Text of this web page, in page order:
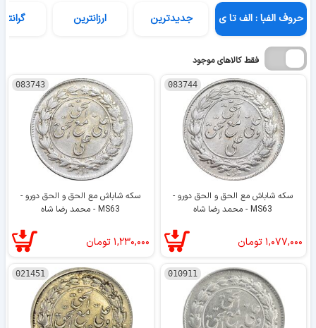
حروف الفبا : الف تا ی جدیدترین ارزانترین
فقط کالاهای موجود
083744
سکه شاباش مع الحق و الحق دورو -
MS63 - محمد رضا شاه
۱,۰۷۷,۰۰۰ تومان
083743
سکه شاباش مع الحق و الحق دورو -
MS63 - محمد رضا شاه
۱,۲۳۰,۰۰۰ تومان
010911
021451